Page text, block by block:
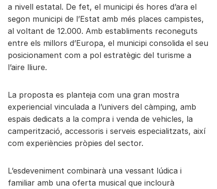
a nivell estatal. De fet, el municipi és hores d’ara el
segon municipi de l’Estat amb més places campistes,
al voltant de 12.000. Amb establiments reconeguts
entre els millors d’Europa, el municipi consolida el seu
posicionament com a pol estratègic del turisme a
l’aire lliure.
La proposta es planteja com una gran mostra
experiencial vinculada a l’univers del càmping, amb
espais dedicats a la compra i venda de vehicles, la
camperització, accessoris i serveis especialitzats, així
com experiències pròpies del sector.
L’esdeveniment combinarà una vessant lúdica i
familiar amb una oferta musical que inclourà